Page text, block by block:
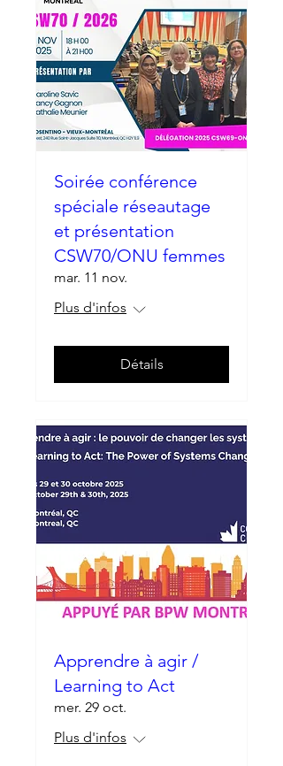
Soirée conférence
spéciale réseautage
et présentation
CSW70/ONU femmes
mar. 11 nov.
Plus d'infos
Détails
Apprendre à agir /
Learning to Act
mer. 29 oct.
Plus d'infos